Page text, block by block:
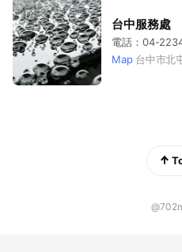
台中服務處
電話：04-
Map 台中市北